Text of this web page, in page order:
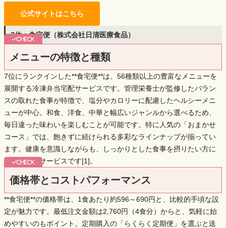
公式サイトはこちら
7位：食宅便（株式会社日清医療食品）
メニューの特徴と種類
7位にランクインした**食宅便**は、 56種類以上の豊富なメニューを
展開する冷凍弁当宅配サービスです。管理栄養士が監修したバラン
スの取れた食事が特徴で、塩分やカロリーに配慮したヘルシーメニ
ューが中心。和食、洋食、中華と幅広いジャンルから選べるため、
毎日違った味わいを楽しむことが可能です。特に人気の「おまかせ
コース」では、飽きずに続けられる多彩なラインナップが揃ってい
ます。健康を意識しながらも、しっかりとした食事を摂りたい方に
おすすめのサービスです[1]。
価格帯とコストパフォーマンス
**食宅便**の価格帯は、1食あたり約596～690円と、比較的手頃な設
定が魅力です。最低注文金額は2,760円（4食分）からと、気軽に始
めやすいのもポイント。定期購入の「らくらく定期便」を選ぶと送